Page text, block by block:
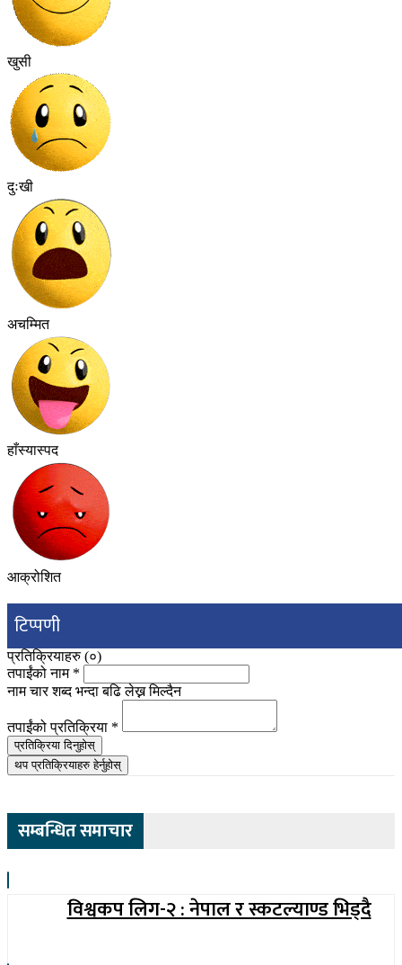
खुसी
दुःखी
अचम्मित
हाँस्यास्पद
आक्रोशित
टिप्पणी
प्रतिक्रियाहरु (०)
तपाईंको नाम *
नाम चार शब्द भन्दा बढि लेख्न मिल्दैन
तपाईंको प्रतिक्रिया *
प्रतिक्रिया दिनुहोस्
थप प्रतिक्रियाहरु हेर्नुहोस्
सम्बन्धित समाचार
विश्वकप लिग-२ : नेपाल र स्कटल्याण्ड भिड्दै